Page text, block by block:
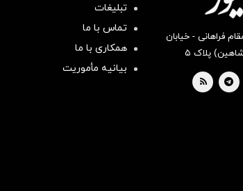
فراهانی - خیابان
پلاک ۵
تبلیغات
تماس با ما
همکاری با ما
بیانیه مأموریت